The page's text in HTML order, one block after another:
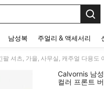
남성복 주얼리 & 액세서리
셔츠, 가을, 사무실, 캐주얼 다용도
Calvornis 남
컬러 프론트